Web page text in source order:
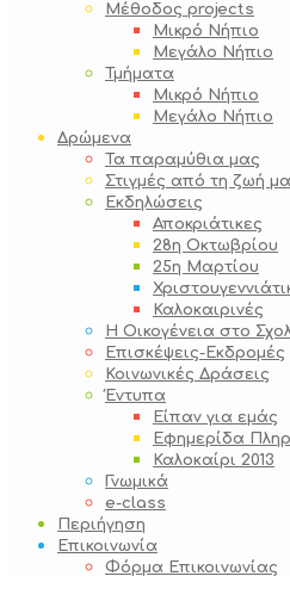
Μέθοδος projects
Μικρό Νήπιο
Μεγάλο Νήπιο
Τμήματα
Μικρό Νήπιο
Μεγάλο Νήπιο
Δρώμενα
Τα παραμύθια μας
Στιγμές από τη ζωή
Εκδηλώσεις
Αποκριάτικες
28η Οκτωβρίου
25η Μαρτίου
Καλοκαιρινές
Η Οικογένεια στο
Επισκέψεις-Εκδρομές
Κοινωνικές Δράσεις
Έντυπα
Είπαν για εμάς
Εφημερίδα
Καλοκαίρι 2013
Γνωμικά
e-class
Περιήγηση
Επικοινωνία
Φόρμα Επικοινωνίας